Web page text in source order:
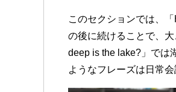
このセクションでは、
の後に続けることで、
deep is the lake?」では
ようなフレーズは日常